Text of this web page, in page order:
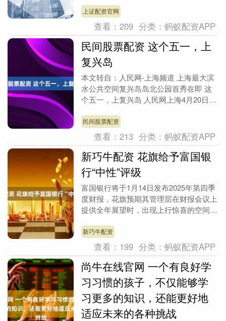
顺利推进，下面整....
上证配资官网
查看：209 分类：蚂蚁配资APP
民间股票配资 这个五一，上
复兴岛
本文转自：人民网-上海频道 上海最大滨
水公共空间复兴岛岛北公园首秀在即 这
个五一，上复兴岛 人民网上海4月20日电
标。五一期....
民间股票配资
查看：213 分类：蚂蚁配资APP
新巧牛配资 花旗给予富国银
行“中性”评级
富国银行将于1月14日发布2025年第四季
度财报，花旗预期其管理层在财报会议上
提供全年展望时，出现上行惊喜的空间很
元。....
新巧牛配资
查看： 199 分类：蚂蚁配资APP
尚牛在线官网 一个有良好学
习习惯的孩子，不仅能够学
习更多的知识，还能更好地
适应未来的各种挑战